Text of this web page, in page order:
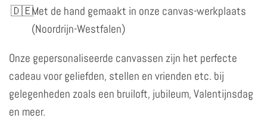
Met de hand gemaakt in onze canvas-werkplaats
(Noordrijn-Westfalen)
Onze gepersonaliseerde canvassen zijn het perfecte
cadeau voor geliefden, stellen en vrienden etc. bij
gelegenheden zoals een bruiloft, jubileum, Valentijnsdag
en meer.